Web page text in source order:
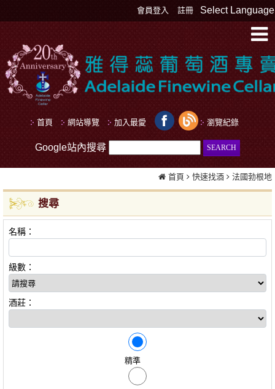
Select Language
會員登入 註冊
首頁 網站導覽 加入最愛 瀏覽紀錄
Google站內搜尋
首頁 快速找酒 法國勃根地
搜尋
名稱：
級數：
酒莊：
精準